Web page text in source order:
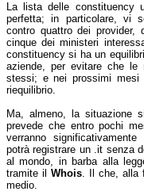
La lista delle constituency
perfetta; in particolare, vi
contro quattro dei provider,
cinque dei ministeri
constituency si ha un
aziende, per evitare che le
stessi; e nei prossimi mesi
riequilibrio.
Ma, almeno, la situazione
prevede che entro pochi
verranno
potrà registrare un .it senza
al mondo, in barba alla
tramite il Whois. Il che, alla
medio.